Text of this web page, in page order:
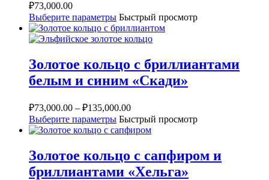
₽73,000.00
Выберите параметры Быстрый просмотр
Золотое кольцо с бриллиантами
белым и синим «Скади»
₽73,000.00 – ₽135,000.00
Выберите параметры Быстрый просмотр
Золотое кольцо с сапфиром и
бриллиантами «Хельга»